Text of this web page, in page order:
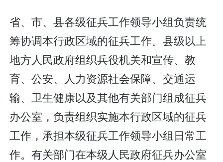
省、市、县各级征兵工作领导小组负责统
筹协调本行政区域的征兵工作。县级以上
地方人民政府组织兵役机关和宣传、教
育、公安、人力资源社会保障、交通运
输、卫生健康以及其他有关部门组成征兵
办公室，负责组织实施本行政区域的征兵
工作，承担本级征兵工作领导小组日常工
作。有关部门在本级人民政府征兵办公室